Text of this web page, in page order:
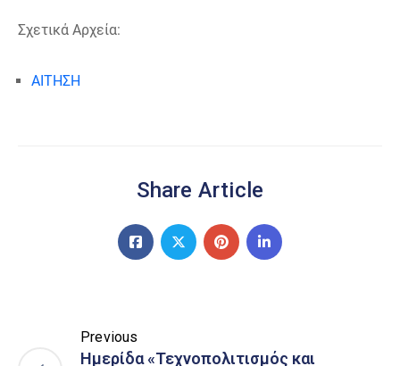
Σχετικά Αρχεία:
ΑΙΤΗΣΗ
Share Article
Previous
Ημερίδα «Τεχνοπολιτισμός και